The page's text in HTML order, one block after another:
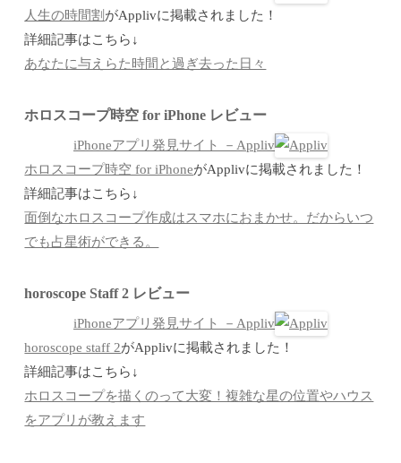
人生の時間割 がApplivに掲載されました！
詳細記事はこちら↓
あなたに与えらた時間と過ぎ去った日々
ホロスコープ時空 for iPhone レビュー
iPhoneアプリ発見サイト －Appliv
ホロスコープ時空 for iPhoneがApplivに掲載されました！
詳細記事はこちら↓
面倒なホロスコープ作成はスマホにおまかせ。だからいつ
でも占星術ができる。
horoscope Staff 2 レビュー
iPhoneアプリ発見サイト －Appliv
horoscope staff 2がApplivに掲載されました！
詳細記事はこちら↓
ホロスコープを描くのって大変！複雑な星の位置やハウス
をアプリが教えます